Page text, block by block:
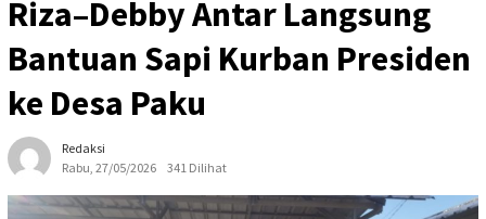
Riza–Debby Antar Langsung
Bantuan Sapi Kurban Presiden
ke Desa Paku
Redaksi
Rabu, 27/05/2026
341 Dilihat